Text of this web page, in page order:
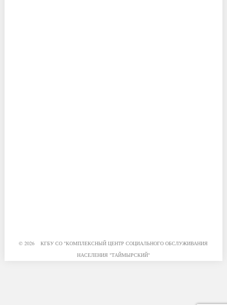
© 2026 КГБУ СО "КОМПЛЕКСНЫЙ ЦЕНТР СОЦИАЛЬНОГО ОБСЛУЖИВАНИЯ
НАСЕЛЕНИЯ "ТАЙМЫРСКИЙ"